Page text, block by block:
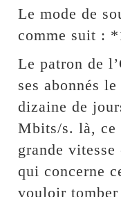
Le mode de
comme suit :
Le patron de
ses abonnés
dizaine de
Mbits/s. là, ce
grande
qui concerne
vouloir tomber